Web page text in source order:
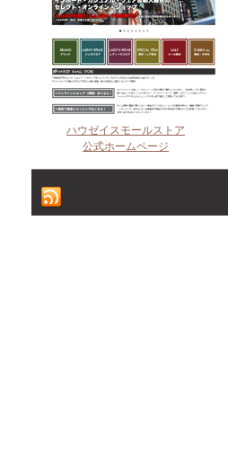
ハウゼイスモールストア
公式ホームページ